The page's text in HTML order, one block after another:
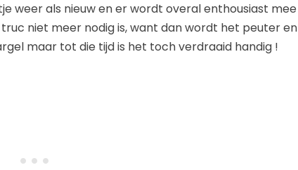
weer als nieuw en er wordt overal enthousiast mee
niet meer nodig is, want dan wordt het peuter en
maar tot die tijd is het toch verdraaid handig !